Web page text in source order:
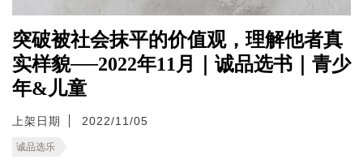
突破被社会抹平的价值观，理解他者真
实样貌──2022年11月｜诚品选书｜青少
年&儿童
上架日期 2022/11/05
诚品选乐